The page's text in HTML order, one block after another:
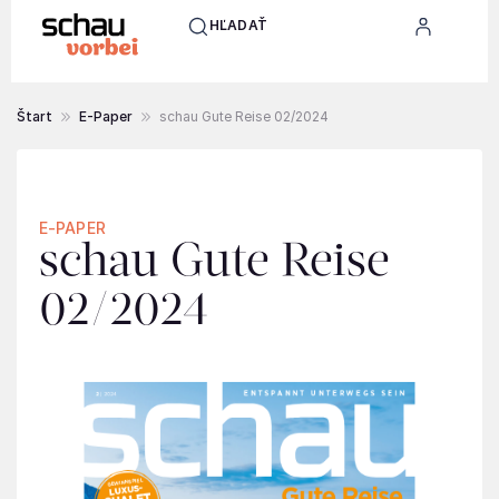
HĽADAŤ
Štart E-Paper schau Gute Reise 02/2024
E-PAPER
schau Gute Reise
02/2024